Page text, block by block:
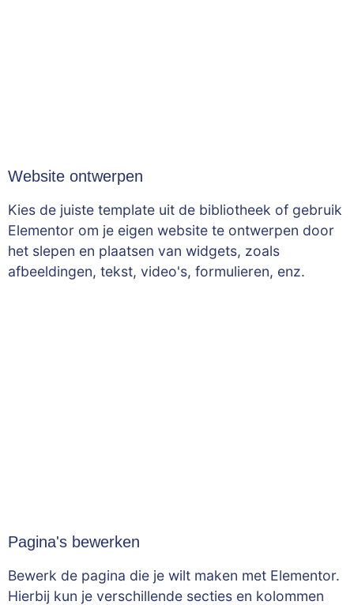
Website ontwerpen
Kies de juiste template uit de bibliotheek of gebruik
Elementor om je eigen website te ontwerpen door
het slepen en plaatsen van widgets, zoals
afbeeldingen, tekst, video's, formulieren, enz.
Pagina's bewerken
Bewerk de pagina die je wilt maken met Elementor.
Hierbij kun je verschillende secties en kolommen